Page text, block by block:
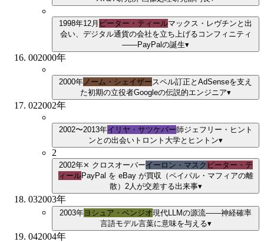
1998年12月 ピーター・ティールマックス・レヴチンと出
会い、デジタル通貨の会社を立ち上げる コンフィニティ
——PayPalの誕生▾
002000年
2000年 ノーム・シェイザー スペル訂正とAdSenseを支え
た初期の立役者Googleの伝説的エンジニア▾
022002年
2002〜2013年イリヤ・サツケバー師ジェフリー・ヒント
ンとの出会い トロント大学とヒントン▾
2
2002年⨯ クロスオーバーイーロン・マスク ピーター・テ
ィールPayPal を eBay が買収（ペイパル・マフィアの離
散） 2人が交差する出来事▾
032003年
2003年ヨシュア・ベンジオ現代LLMの源流——神経確率
言語モデル言葉に意味を与える▾
042004年